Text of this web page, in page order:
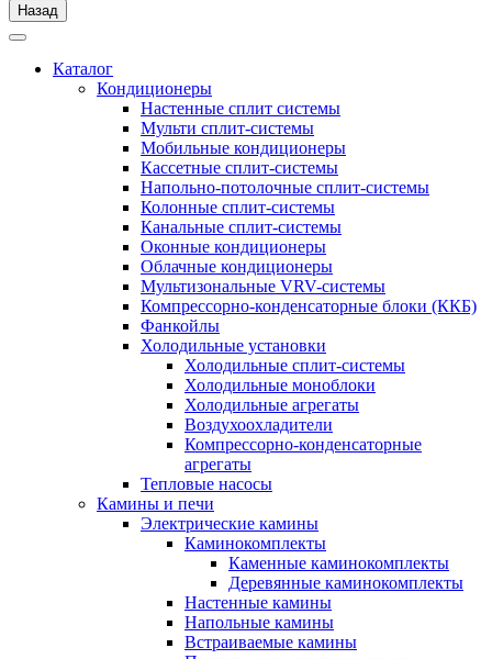
Назад
Каталог
Кондиционеры
Настенные сплит системы
Мульти сплит-системы
Мобильные кондиционеры
Кассетные сплит-системы
Напольно-потолочные сплит-системы
Колонные сплит-системы
Канальные сплит-системы
Оконные кондиционеры
Облачные кондиционеры
Мультизональные VRV-системы
Компрессорно-конденсаторные блоки (ККБ)
Фанкойлы
Холодильные установки
Холодильные сплит-системы
Холодильные моноблоки
Холодильные агрегаты
Воздухоохладители
Компрессорно-конденсаторные
агрегаты
Тепловые насосы
Камины и печи
Электрические камины
Каминокомплекты
Каменные каминокомплекты
Деревянные каминокомплекты
Настенные камины
Напольные камины
Встраиваемые камины